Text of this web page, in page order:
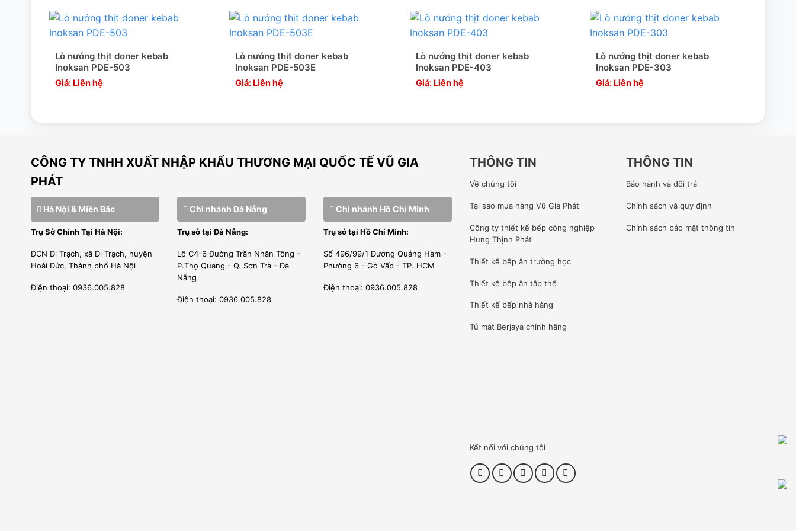
Lò nướng thịt doner kebab
Inoksan PDE-503
Giá: Liên hệ
Lò nướng thịt doner kebab
Inoksan PDE-503E
Giá: Liên hệ
Lò nướng thịt doner kebab
Inoksan PDE-403
Giá: Liên hệ
Lò nướng thịt doner kebab
Inoksan PDE-303
Giá: Liên hệ
CÔNG TY TNHH XUẤT NHẬP KHẨU THƯƠNG MẠI QUỐC TẾ VŨ GIA
PHÁT
Hà Nội & Miền Bắc
Trụ Sở Chính Tại Hà Nội:
ĐCN Di Trạch, xã Di Trạch, huyện
Hoài Đức, Thành phố Hà Nội
Điện thoại: 0936.005.828
Chi nhánh Đà Nẵng
Trụ sở tại Đà Nẵng:
Lô C4-6 Đường Trần Nhân Tông -
P.Thọ Quang - Q. Sơn Trà - Đà
Nẵng
Điện thoại: 0936.005.828
Chi nhánh Hồ Chí Minh
Trụ sở tại Hồ Chí Minh:
Số 496/99/1 Dương Quảng Hàm -
Phường 6 - Gò Vấp - TP. HCM
Điện thoại: 0936.005.828
THÔNG TIN
Về chúng tôi
Tại sao mua hàng Vũ Gia Phát
Công ty thiết kế bếp công nghiệp
Hưng Thịnh Phát
Thiết kế bếp ăn trường học
Thiết kế bếp ăn tập thể
Thiết kế bếp nhà hàng
Tủ mát Berjayachính hãng
THÔNG TIN
Bảo hành và đổi trả
Chính sách và quy định
Chính sách bảo mật thông tin
Kết nối với chúng tôi